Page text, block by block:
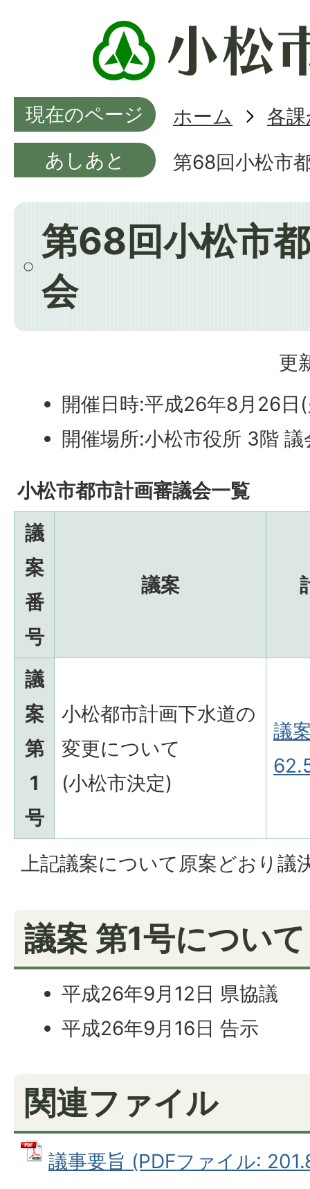
現在のページ ホーム
各
あしあと
第68回小松市
第68回小松市
会
更
開催日時:平成26年8月26日
開催場所:小松市役所 3階
小松市都市計画審議会一覧
議
案
番
号
議案
議
案
第
1
号
小松都市計画下水道の
変更について
(小松市決定)
議
上記議案について原案どおり議
議案 第1号について
平成26年9月12日 県協議
平成26年9月16日 告示
関連ファイル
議事要旨 (PDFファイル: